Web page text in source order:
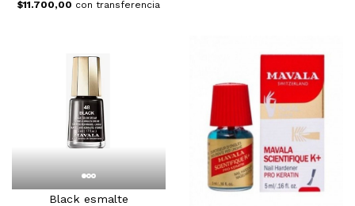
$11.700,00 con transferencia
Black esmalte